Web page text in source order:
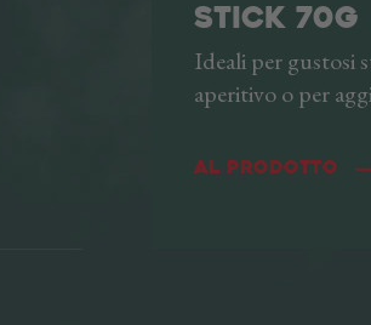
STICK 70G
Ideali per gustosi
aperitivo o per
tuoi piatti caldi.
Al prodotto